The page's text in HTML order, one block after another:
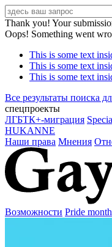
Thank you! Your
Oops! Something went
This is some text
This is some text
This is some text
Все результаты поиска
спецпроекты
ЛГБТК+-миграция
HUKANNE
Наши права Мнения
Возможности Pride month